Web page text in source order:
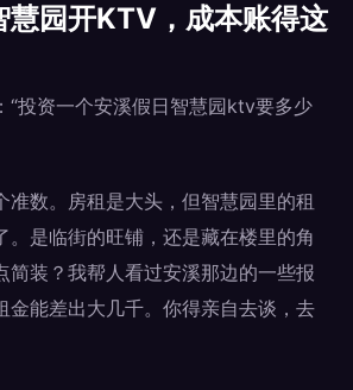
慧园开KTV，成本账得这
“投资一个安溪假日智慧园ktv要多少
准数。房租是大头，但智慧园里的租
。是临街的旺铺，还是藏在楼里的角
简装？我帮人看过安溪那边的一些报
金能差出大几千。你得亲自去谈，去